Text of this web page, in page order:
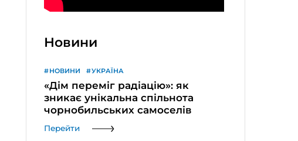
Новини
НОВИНИ УКРАЇНА
«Дім переміг радіацію»: як
зникає унікальна спільнота
чорнобильських самоселів
Перейти